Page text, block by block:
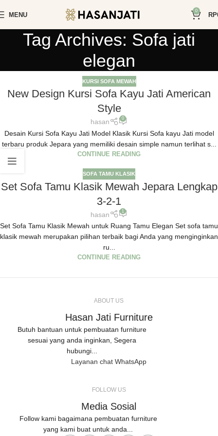
MENU
0
RP
Tag Archives: Sofa jati
elegan
KURSI SOFA MEWAH
New Design Kursi Sofa Kayu Jati American
Style
hasan 0
Desain Kursi Sofa Kayu Jati Model Klasik Kursi Sofa kayu Jati model
terbaru produk Jepara yang memiliki desain simple namun terlihat s...
CONTINUE READING
SOFA TAMU KLASIK
Set Sofa Tamu Klasik Mewah Jepara Lengkap
3-2-1
hasan 1
Set Sofa Tamu Klasik Mewah untuk Ruang Tamu Elegan Set sofa tamu
klasik mewah merupakan pilihan terbaik bagi Anda yang menginginkan
ru...
CONTINUE READING
ABOUT US
Hasan Jati Furniture
Butuh bantuan untuk pembuatan furniture
sesuai yang anda inginkan, Segera
hubungi...
Layanan chat WhatsApp
FOLLOW US
Media Sosial
Follow kami bagaimana pembuatan furniture
yang kami buat untuk anda...